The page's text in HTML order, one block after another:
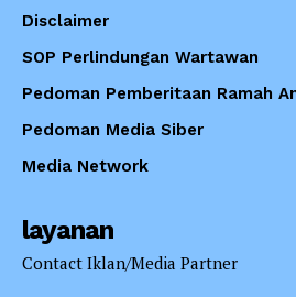
Disclaimer
SOP Perlindungan Wartawan
Pedoman Pemberitaan Ramah
Pedoman Media Siber
Media Network
layanan
Contact Iklan/Media Partner